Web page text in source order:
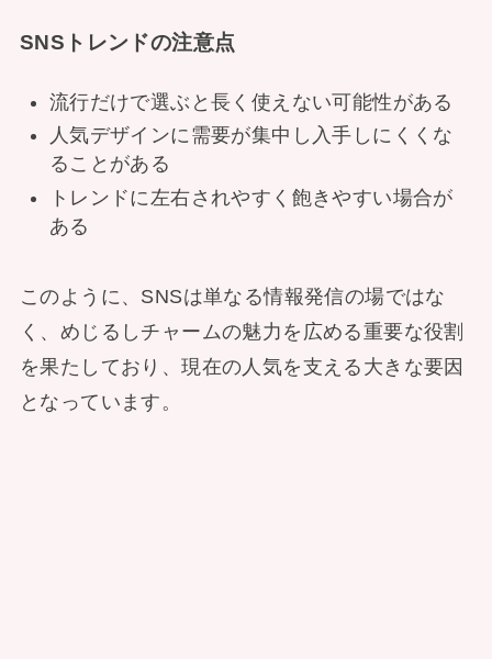
SNSトレンドの注意点
流行だけで選ぶと長く使えない可能性がある
人気デザインに需要が集中し入手しにくくな
ることがある
トレンドに左右されやすく飽きやすい場合が
ある
このように、SNSは単なる情報発信の場ではな
く、めじるしチャームの魅力を広める重要な役割
を果たしており、現在の人気を支える大きな要因
となっています。